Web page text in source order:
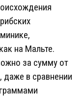
на Мальте.
за сумму от
даже в сравнении